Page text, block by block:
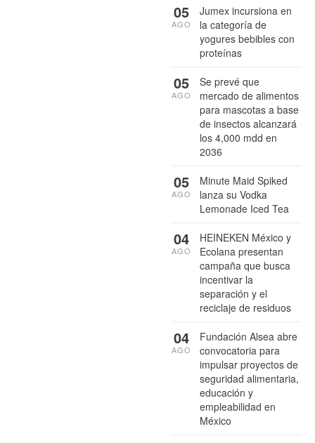
Jumex incursiona en
la categoría de
yogures bebibles con
proteínas
05
AGO
Se prevé que
mercado de alimentos
para mascotas a base
de insectos alcanzará
los 4,000 mdd en
2036
05
AGO
Minute Maid Spiked
lanza su Vodka
Lemonade Iced Tea
05
AGO
HEINEKEN México y
Ecolana presentan
campaña que busca
incentivar la
separación y el
reciclaje de residuos
04
AGO
Fundación Alsea abre
convocatoria para
impulsar proyectos de
seguridad alimentaria,
educación y
empleabilidad en
México
04
AGO